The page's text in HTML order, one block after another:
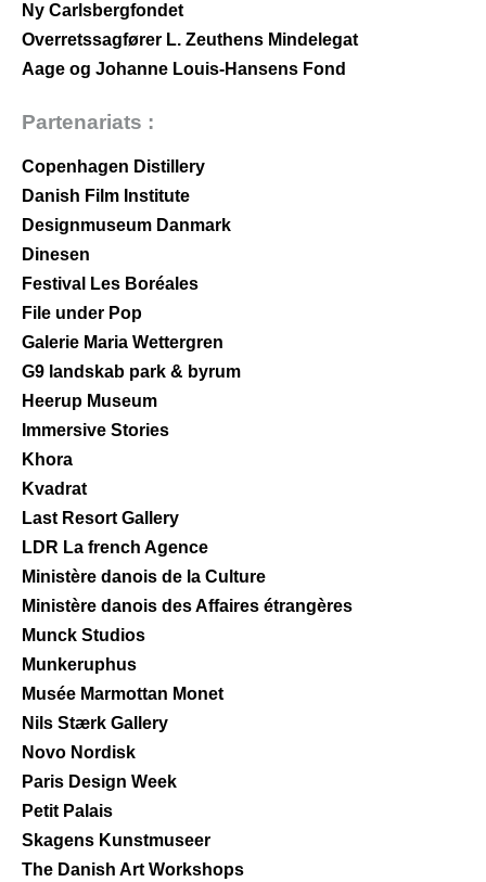
Ny Carlsbergfondet
Overretssagfører L. Zeuthens Mindelegat
Aage og Johanne Louis-Hansens Fond
Partenariats :
Copenhagen Distillery
Danish Film Institute
Designmuseum Danmark
Dinesen
Festival Les Boréales
File under Pop
Galerie Maria Wettergren
G9 landskab park & byrum
Heerup Museum
Immersive Stories
Khora
Kvadrat
Last Resort Gallery
LDR La french Agence
Ministère danois de la Culture
Ministère danois des Affaires étrangères
Munck Studios
Munkeruphus
Musée Marmottan Monet
Nils Stærk Gallery
Novo Nordisk
Paris Design Week
Petit Palais
Skagens Kunstmuseer
The Danish Art Workshops